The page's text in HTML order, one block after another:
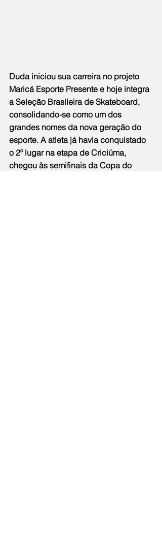
Duda iniciou sua carreira no projeto
Maricá Esporte Presente e hoje integra
a Seleção Brasileira de Skateboard,
consolidando-se como um dos
grandes nomes da nova geração do
esporte. A atleta já havia conquistado
o 2º lugar na etapa de Criciúma,
chegou às semifinais da Copa do